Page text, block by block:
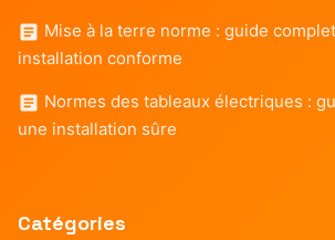
Mise à la terre norme : guide
installation conforme
Normes des tableaux électriques :
une installation sûre
Catégories